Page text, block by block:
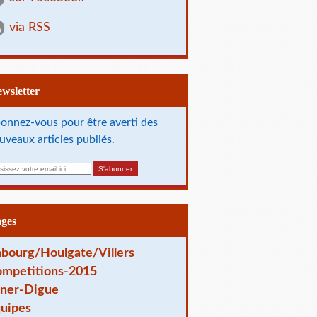
via RSS
vous pour être averti des
articles publiés.
Houlgate/Villers
2015
Digue